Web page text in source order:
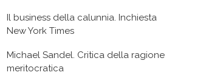
Il business della calunnia. Inchiesta
New York Times
Michael Sandel. Critica della ragione
meritocratica